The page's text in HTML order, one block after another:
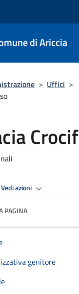
di Ariccia
> Uffici >
Vedi azioni
PAGINA
genitore